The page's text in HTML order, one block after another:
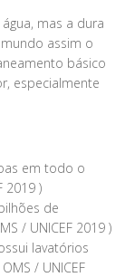
mas a dura
assim o
básico
especialmente
em todo o
2019 )
de
/ UNICEF 2019 )
lavatórios
/ UNICEF